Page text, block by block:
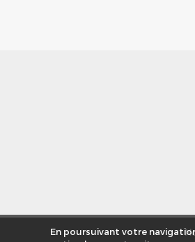
En poursuivant votre